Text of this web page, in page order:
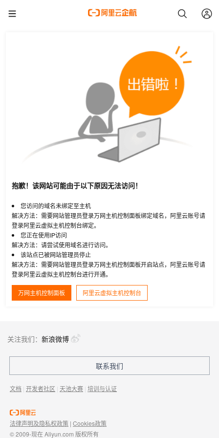
抱歉！该网站可能由于以下原因无法访问！
您访问的域名未绑定至主机
解决方法：需要网站管理员登录万网主机控制面板绑定域名，阿里云账号请
登录阿里云虚拟主机控制台绑定。
您正在使用IP访问
解决方法：请尝试使用域名进行访问。
该站点已被网站管理员停止
解决方法：需要网站管理员登录万网主机控制面板开启站点，阿里云账号请
登录阿里云虚拟主机控制台进行开通。
万网主机控制面板 阿里云虚拟主机控制台